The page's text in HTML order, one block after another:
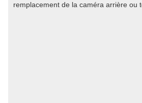
remplacement de la caméra arrière ou